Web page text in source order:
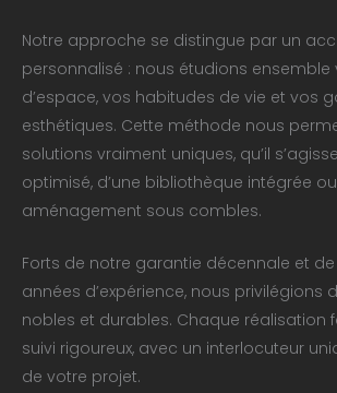
Notre approche se distingue par un
personnalisé : nous étudions
d’espace, vos habitudes de vie et vos
esthétiques. Cette méthode nous
solutions vraiment uniques, qu’il
optimisé, d’une bibliothèque intégrée ou
aménagement sous combles.
Forts de notre garantie décennale et
années d’expérience, nous privilégions
nobles et durables. Chaque réalisation
suivi rigoureux, avec un interlocuteur
de votre projet.